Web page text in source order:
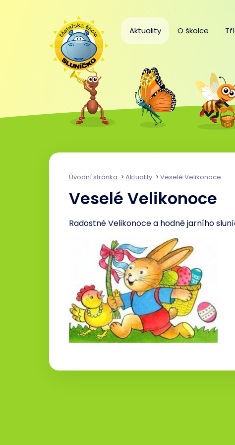
Aktuality O školce
Úvodní stránka Aktuality Veselé Velikonoce
Veselé Velikonoce
Radostné Velikonoce a hodně jarního